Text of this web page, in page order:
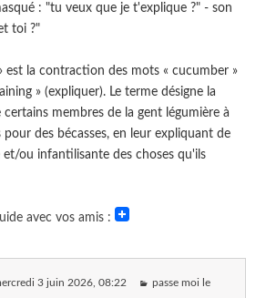
: "tu veux que je t'explique ?" - son
toi ?"
est la contraction des mots « cucumber »
» (expliquer). Le terme désigne la
membres de la gent légumière à
des bécasses, en leur expliquant de
et/ou infantilisante des choses qu'ils
avec vos amis :
3 juin 2026, 08:22 passe moi le